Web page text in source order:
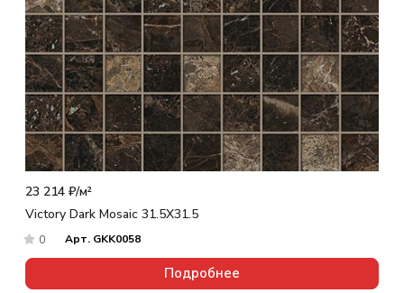
23 214 ₽/м²
Victory Dark Mosaic 31.5X31.5
0 Арт. GKK0058
Подробнее